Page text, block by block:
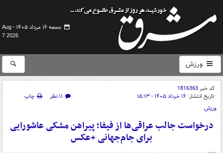
جمعه ۱۶ مرداد ۱۴۰۵ -
Aug
7 2026
ورزش
کد خبر1816363
تاریخ انتشار: ۱۶ خرداد ۱۴۰۵ - ۱۵:۱۳ ۱۱ نظر
چاپ
ورزش
درخواست جالب عراقی‌ها از فیفا؛ پیراهن مشکی عاشورایی
برای جام‌جهانی +عکس